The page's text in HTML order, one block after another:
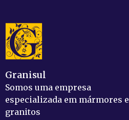
Granisul
Somos uma empresa
especializada em mármores e
granitos